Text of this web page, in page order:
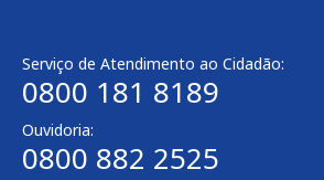
Serviço de Atendimento ao Cidadão:
0800 181 8189
Ouvidoria:
0800 882 2525